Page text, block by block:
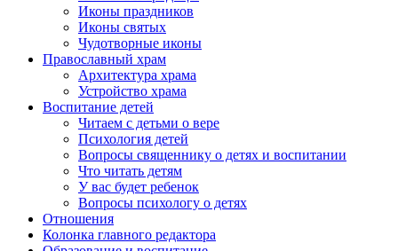
Иконы праздников
Иконы святых
Чудотворные иконы
Православный храм
Архитектура храма
Устройство храма
Воспитание детей
Читаем с детьми о вере
Психология детей
Вопросы священнику о детях и воспитании
Что читать детям
У вас будет ребенок
Вопросы психологу о детях
Отношения
Колонка главного редактора